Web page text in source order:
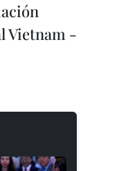
Vietnam -